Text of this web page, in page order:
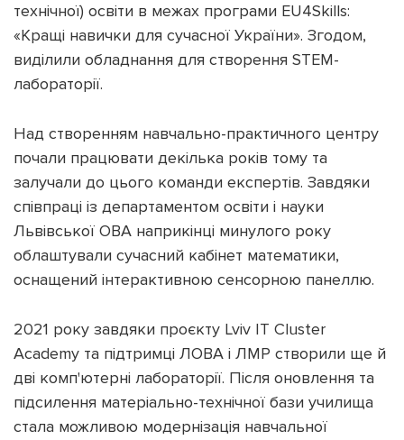
технічної) освіти в межах програми EU4Skills:
«Кращі навички для сучасної України». Згодом,
виділили обладнання для створення STEM-
лабораторії.
Над створенням навчально-практичного центру
почали працювати декілька років тому та
залучали до цього команди експертів. Завдяки
співпраці із департаментом освіти і науки
Львівської ОВА наприкінці минулого року
облаштували сучасний кабінет математики,
оснащений інтерактивною сенсорною панеллю.
2021 року завдяки проєкту Lviv IT Cluster
Academy та підтримці ЛОВА і ЛМР створили ще й
дві комп'ютерні лабораторії. Після оновлення та
підсилення матеріально-технічної бази училища
стала можливою модернізація навчальної